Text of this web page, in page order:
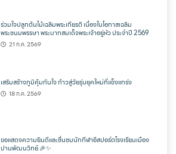
ร่วมใจปลูกต้นไม้เฉลิมพระเกียรติ เนื่องในโอกาสเฉลิม
พระชนมพรรษา พระบาทสมเด็จพระเจ้าอยู่หัว ประจำปี 2569
21 ก.ค. 2569
เสริมสร้างภูมิคุ้มกันใจ ก้าวสู่วัยรุ่นยุคใหม่ที่แข็งแกร่ง
18 ก.ค. 2569
ขอแสดงความยินดีและชื่นชมนักกีฬาอีสปอร์ตโรงเรียนเมือง
ปานพัฒนวิทย์ 🎉✨